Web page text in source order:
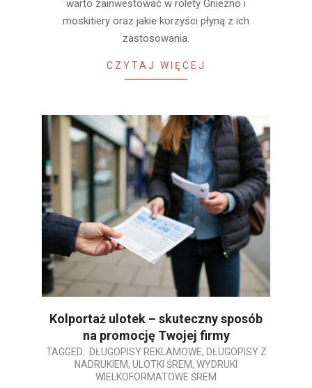
warto zainwestować w rolety Gniezno i
moskitiery oraz jakie korzyści płyną z ich
zastosowania.
CZYTAJ WIĘCEJ
Kolportaż ulotek – skuteczny sposób
na promocję Twojej firmy
2025-
TAGGED: DŁUGOPISY REKLAMOWE, DŁUGOPISY Z
NADRUKIEM, ULOTKI ŚREM, WYDRUKI
WIELKOFORMATOWE ŚREM